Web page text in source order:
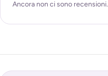
Ancora non ci sono recensioni.